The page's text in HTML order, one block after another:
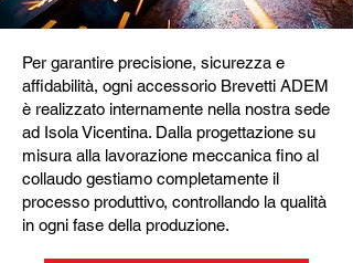
Per garantire precisione, sicurezza e
affidabilità, ogni accessorio Brevetti ADEM
è realizzato internamente nella nostra sede
ad Isola Vicentina. Dalla progettazione su
misura alla lavorazione meccanica fino al
collaudo gestiamo completamente il
processo produttivo, controllando la qualità
in ogni fase della produzione.